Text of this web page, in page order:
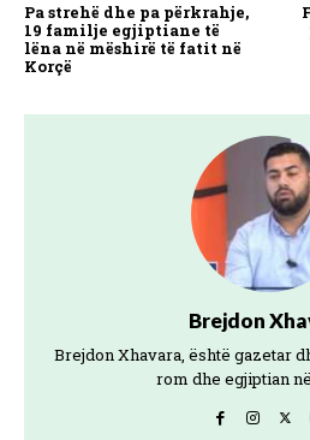
Pa strehë dhe pa përkrahje,
19 familje egjiptiane të
lëna në mëshirë të fatit në
Korçë
Brejdon
Brejdon Xhavara, është gazetar
rom dhe egjiptian